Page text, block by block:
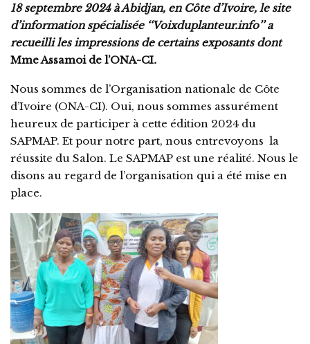
18 septembre 2024 à Abidjan, en Côte d’Ivoire, le site
d’information spécialisée ‘‘Voixduplanteur.info’’ a
recueilli les impressions de certains exposants dont
Mme Assamoi de l’ONA-CI.
Nous sommes de l’Organisation nationale de Côte
d’Ivoire (ONA-CI). Oui, nous sommes assurément
heureux de participer à cette édition 2024 du
SAPMAP. Et pour notre part, nous entrevoyons la
réussite du Salon. Le SAPMAP est une réalité. Nous le
disons au regard de l’organisation qui a été mise en
place.